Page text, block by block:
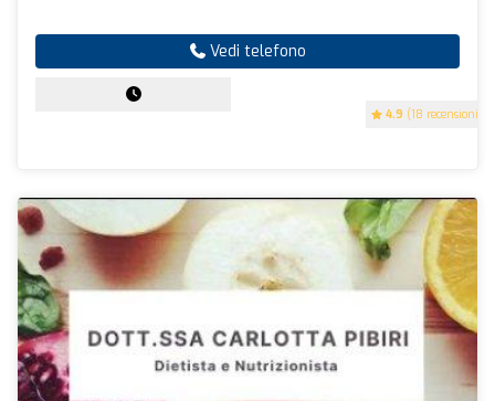
4.9 (18 recensioni)
Vedi telefono